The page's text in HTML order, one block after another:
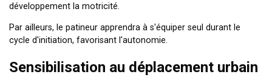
développement la motricité.
Par ailleurs, le patineur apprendra à s'équiper seul durant le
cycle d'initiation, favorisant l'autonomie.
Sensibilisation au déplacement urbain